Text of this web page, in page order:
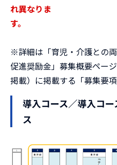
れ異なりま
す
※詳細は「育児・介護との
促進奨励金」募集概要ペー
掲載）に掲載する「募集要
導入コース／導入コ
ス